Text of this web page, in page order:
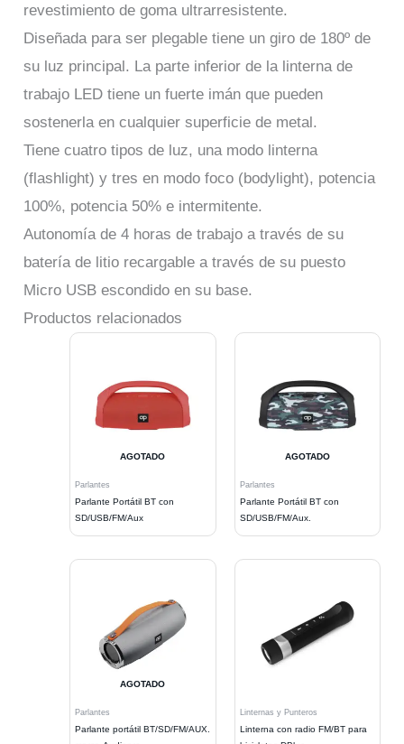
revestimiento de goma ultrarresistente.
Diseñada para ser plegable tiene un giro de 180º de
su luz principal. La parte inferior de la linterna de
trabajo LED tiene un fuerte imán que pueden
sostenerla en cualquier superficie de metal.
Tiene cuatro tipos de luz, una modo linterna
(flashlight) y tres en modo foco (bodylight), potencia
100%, potencia 50% e intermitente.
Autonomía de 4 horas de trabajo a través de su
batería de litio recargable a través de su puesto
Micro USB escondido en su base.
Productos relacionados
AGOTADO
Parlantes
Parlante Portátil BT con
SD/USB/FM/Aux
AGOTADO
Parlantes
Parlante Portátil BT con
SD/USB/FM/Aux.
AGOTADO
Parlantes
Parlante portátil BT/SD/FM/AUX.
Linternas y Punteros
Linterna con radio FM/BT para